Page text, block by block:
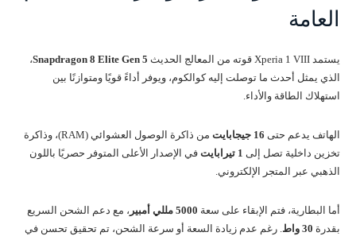
العامة
يستمد Xperia 1 VIII قوته من المعالج الحديث Snapdragon 8 Elite Gen 5،
الذي يمثل أحدث ما توصلت إليه كوالكوم، ويوفر أداءً قويًا ومتوازنًا بين
استهلاك الطاقة والأداء.
الهاتف يدعم حتى 16 جيجابايت
من ذاكرة الوصول العشوائي (RAM)، وذاكرة
تخزين داخلية تصل إلى 1 تيرابايت
في الإصدار الأعلى المتوفر حصريًا باللون
الذهبي عبر المتجر الإلكتروني.
أما البطارية، فتم الإبقاء على سعة 5000 مللي أمبير
، مع دعم الشحن السريع
بقدرة 30 واط
. رغم عدم زيادة السعة أو سرعة الشحن، تم تحقيق تحسن في